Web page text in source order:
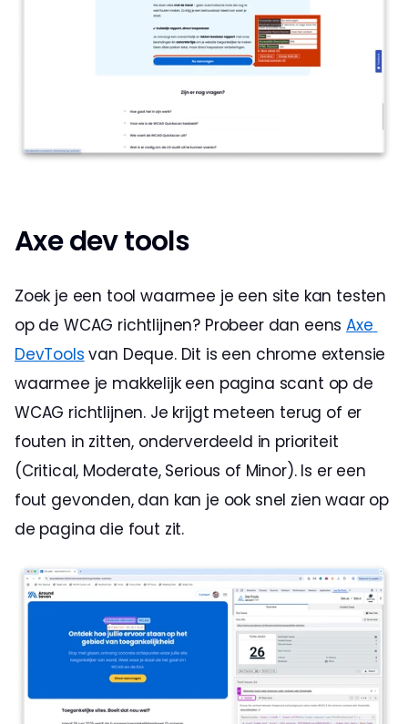
Axe dev tools
Zoek je een tool waarmee je een site kan testen
op de WCAG richtlijnen? Probeer dan eens Axe
DevTools van Deque. Dit is een chrome extensie
waarmee je makkelijk een pagina scant op de
WCAG richtlijnen. Je krijgt meteen terug of er
fouten in zitten, onderverdeeld in prioriteit
(Critical, Moderate, Serious of Minor). Is er een
fout gevonden, dan kan je ook snel zien waar op
de pagina die fout zit.